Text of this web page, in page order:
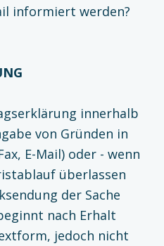
informiert werden?
innerhalb
von Gründen in
E-Mail) oder - wenn
überlassen
der Sache
nach Erhalt
jedoch nicht